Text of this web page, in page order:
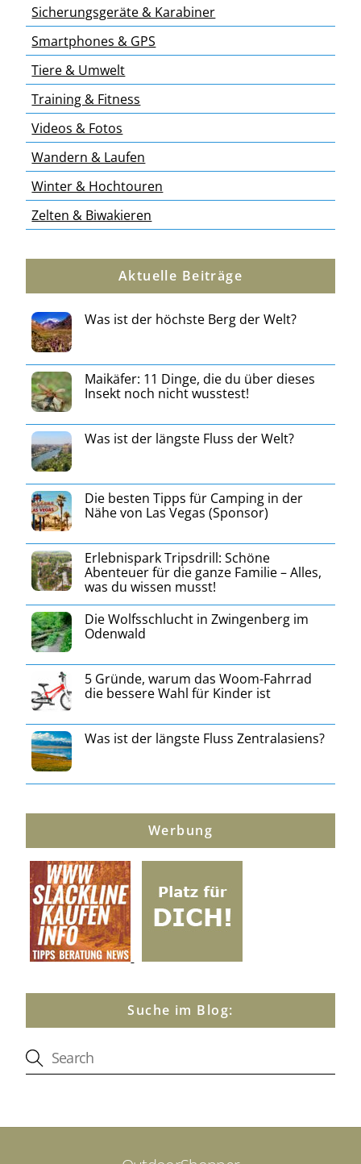
Sicherungsgeräte & Karabiner
Smartphones & GPS
Tiere & Umwelt
Training & Fitness
Videos & Fotos
Wandern & Laufen
Winter & Hochtouren
Zelten & Biwakieren
Aktuelle Beiträge
Was ist der höchste Berg der Welt?
Maikäfer: 11 Dinge, die du über dieses
Insekt noch nicht wusstest!
Was ist der längste Fluss der Welt?
Die besten Tipps für Camping in der
Nähe von Las Vegas (Sponsor)
Erlebnispark Tripsdrill: Schöne
Abenteuer für die ganze Familie – Alles,
was du wissen musst!
Die Wolfsschlucht in Zwingenberg im
Odenwald
5 Gründe, warum das Woom-Fahrrad
die bessere Wahl für Kinder ist
Was ist der längste Fluss Zentralasiens?
Werbung
Suche im Blog: